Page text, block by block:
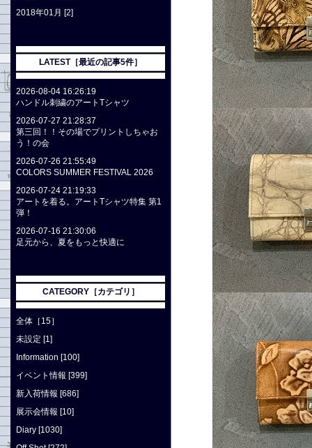
2018年01月 [2]
LATEST［最近の記事5件］
2026-08-04 16:26:19
ハンドル刺繍のアートTシャツ
2026-07-27 21:28:37
第三回！！その場でプリントしちゃお
う！の会
2026-07-26 21:55:49
COLORS SUMMER FESTIVAL 2026
2026-07-24 21:19:33
アートを着る。アートTシャツ特集 第1
弾！
2026-07-16 21:30:06
足元から、夏をもっと快適に
CATEGORY［カテゴリ］
全体［15］
未設定 [1]
Information [100]
イベント情報 [399]
新入荷情報 [686]
展示会情報 [10]
Diary [1030]